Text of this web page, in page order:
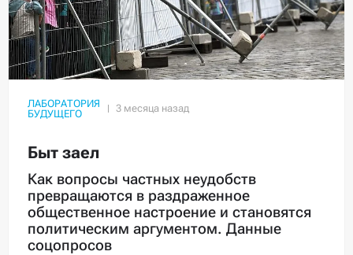
ЛАБОРАТОРИЯ
БУДУЩЕГО
Быт заел
Как вопросы частных неудобств
превращаются в раздраженное
общественное настроение и становятся
политическим аргументом. Данные
соцопросов